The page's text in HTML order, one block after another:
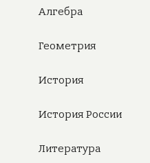
Алгебра
Геометрия
История
История России
Литература